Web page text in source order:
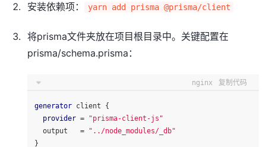
安装依赖项：
yarn add prisma @prisma/client
将prisma文件夹放在项目根目录中。关键配置在
prisma/schema.prisma：
nginx 复制代码
generator client {
provider =
"prisma-client-js"
  output   =
"../node_modules/_db"
}